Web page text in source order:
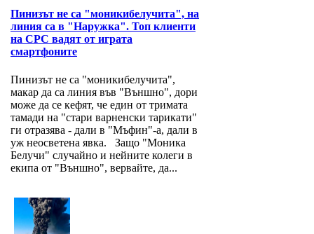
Пинизът не са "моникибелучита", на
линия са в "Наружка". Топ клиенти
на СРС вадят от играта
смартфоните
Пинизът не са "моникибелучита",
макар да са линия във "Външно", дори
може да се кефят, че един от тримата
тамади на "стари варненски тарикати"
ги отразява - дали в "Мъфин"-а, дали в
уж неосветена явка. Защо "Моника
Белучи" случайно и нейните колеги в
екипа от "Външно", вервайте, да...